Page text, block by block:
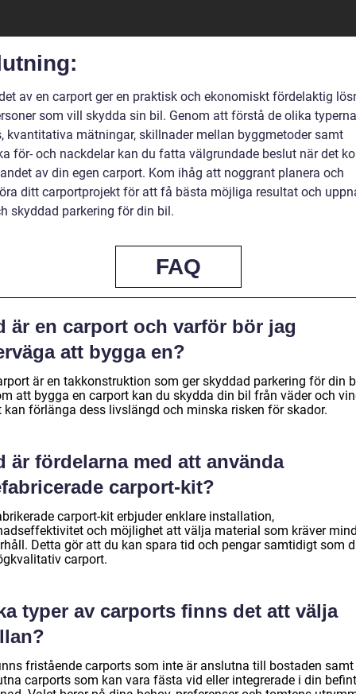
av en carport ger en praktisk och ekonomiskt fördelaktig
som vill skydda sin bil. Genom att förstå de olika
kvantitativa mätningar, skillnader mellan byggmetoder samt
för- och nackdelar kan du fatta välgrundade beslut när det
av din egen carport. Kom ihåg att noggrant planera och
ditt carportprojekt för att få bästa möjliga resultat och
skyddad parkering för din bil.
FAQ
är en carport och varför bör jag
att bygga en?
är en takkonstruktion som ger skyddad parkering för din
att bygga en carport kan du skydda din bil från väder och
kan förlänga dess livslängd och minska risken för skador.
är fördelarna med att använda
carport-kit?
carport-kit erbjuder enklare installation,
och möjlighet att välja material som kräver
Detta gör att du kan spara tid och pengar samtidigt som
carport.
typer av carports finns det att välja
fristående carports som inte är anslutna till bostaden samt
carports som kan vara fästa vid eller integrerade i din